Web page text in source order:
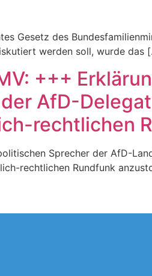
Gesetz des
werden soll, wurde das
+++
AfD-
rechtlichen
Sprecher der AfD-
rechtlichen Rundfunk